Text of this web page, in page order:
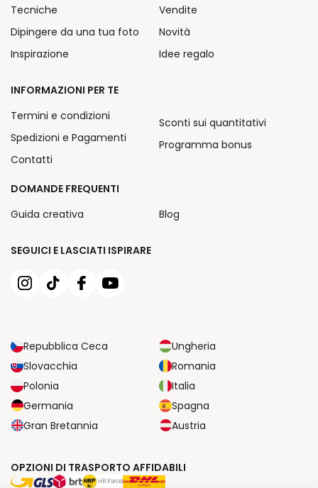
SEGUICI E LASCIATI ISPIRARE
Repubblica Ceca
Ungheria
Slovacchia
Romania
Polonia
Italia
Germania
Spagna
Gran Bretannia
Austria
Tecniche
Dipingere da una tua foto
Inspirazione
Vendite
Novità
Idee regalo
INFORMAZIONI PER TE
Termini e condizioni
Spedizioni e Pagamenti
Contatti
Sconti sui quantitativi
Programma bonus
DOMANDE FREQUENTI
Guida creativa
Blog
OPZIONI DI TRASPORTO AFFIDABILI